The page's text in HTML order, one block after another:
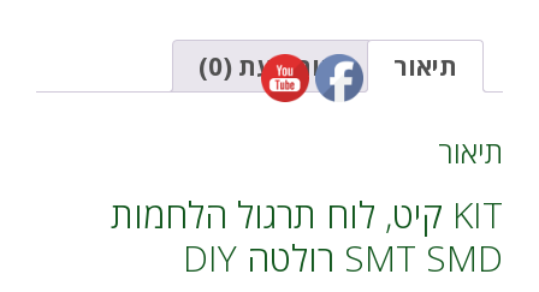
תיאור חוות דעת (0)
תיאור
KIT קיט, לוח תרגול הלחמות
SMT SMD רולטה DIY